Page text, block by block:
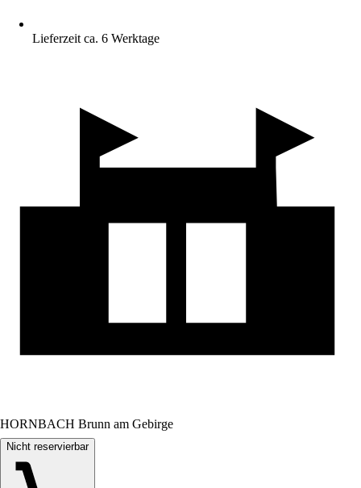
Lieferzeit ca. 6 Werktage
HORNBACH Brunn am Gebirge
Nicht reservierbar